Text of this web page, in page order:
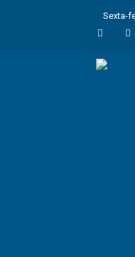
Sexta-